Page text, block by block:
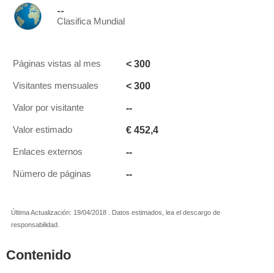
--
Clasifica Mundial
Páginas vistas al mes < 300
Visitantes mensuales < 300
Valor por visitante --
Valor estimado € 452,4
Enlaces externos --
Número de páginas --
Última Actualización: 19/04/2018 . Datos estimados, lea el descargo de
responsabilidad.
Contenido